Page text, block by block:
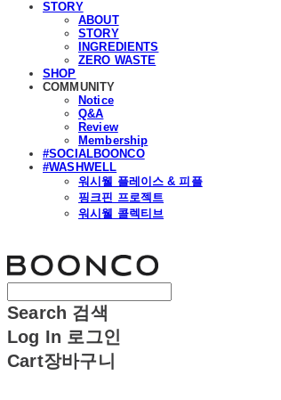
STORY
ABOUT
STORY
INGREDIENTS
ZERO WASTE
SHOP
COMMUNITY
Notice
Q&A
Review
Membership
#SOCIALBOONCO
#WASHWELL
워시웰 플레이스 & 피플
핑크핀 프로젝트
워시웰 콜렉티브
Search 검색
Log In 로그인
Cart장바구니